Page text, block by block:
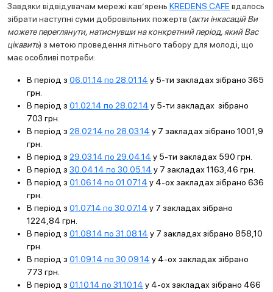
Завдяки відвідувачам мережі кав’ярень KREDENS CAFE вдалось
зібрати наступні суми добровільних пожертв (акти інкасацій Ви
можете переглянути, натиснувши на конкретний період, який Вас
цікавить) з метою проведення літнього табору для молоді, що
має особливі потреби:
В період з 06.01.14 по 28.01.14 у 5-ти закладах зібрано 365
грн.
В період з 01.02.14 по 28.02.14 у 5-ти закладах зібрано
703 грн.
В період з 28.02.14 по 28.03.14 у 7 закладах зібрано 1001,9
грн.
В період з 29.03.14 по 29.04.14 у 5-ти закладах 590 грн.
В період з 30.04.14 по 30.05.14 у 7 закладах 1163,46 грн.
В період з 01.06.14 по 01.07.14 у 4-ох закладах зібрано 636
грн.
В період з 01.07.14 по 30.07.14 у 7 закладах зібрано
1224,84 грн.
В період з 01.08.14 по 31.08.14 у 7 закладах зібрано 858,10
грн.
В період з 01.09.14 по 30.09.14 у 4-ох закладах зібрано
773 грн.
В період з 01.10.14 по 31.10.14 у 4-ох закладах зібрано 466